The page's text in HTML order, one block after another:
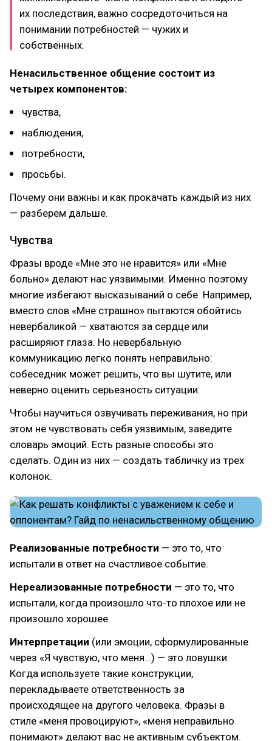
их последствия, важно сосредоточиться на
понимании потребностей — чужих и
собственных.
Ненасильственное общение состоит из
четырех компонентов:
чувства,
наблюдения,
потребности,
просьбы.
Почему они важны и как прокачать каждый из них
— разберем дальше.
Чувства
Фразы вроде «Мне это не нравится» или «Мне
больно» делают нас уязвимыми. Именно поэтому
многие избегают высказываний о себе. Например,
вместо слов «Мне страшно» пытаются обойтись
невербаликой — хватаются за сердце или
расширяют глаза. Но невербальную
коммуникацию легко понять неправильно:
собеседник может решить, что вы шутите, или
неверно оценить серьезность ситуации.
Чтобы научиться озвучивать переживания, но при
этом не чувствовать себя уязвимым, заведите
словарь эмоций. Есть разные способы это
сделать. Один из них — создать табличку из трех
колонок.
Реализованные потребности — это то, что
испытали в ответ на счастливое событие.
Нереализованные потребности — это то, что
испытали, когда произошло что-то плохое или не
произошло хорошее.
Интерпретации (или эмоции, сформулированные
через «Я чувствую, что меня…) — это ловушки.
Когда используете такие конструкции,
перекладываете ответственность за
происходящее на другого человека. Фразы в
стиле «меня провоцируют», «меня неправильно
понимают» делают вас не активным субъектом.